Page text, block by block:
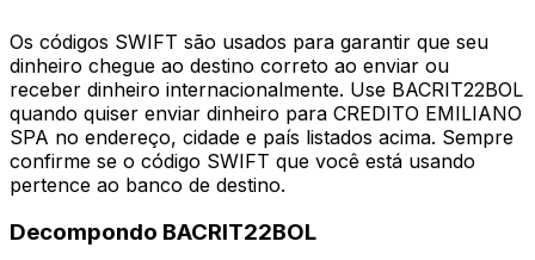
Os códigos SWIFT são usados para garantir que seu
dinheiro chegue ao destino correto ao enviar ou
receber dinheiro internacionalmente. Use BACRIT22BOL
quando quiser enviar dinheiro para CREDITO EMILIANO
SPA no endereço, cidade e país listados acima. Sempre
confirme se o código SWIFT que você está usando
pertence ao banco de destino.
Decompondo BACRIT22BOL